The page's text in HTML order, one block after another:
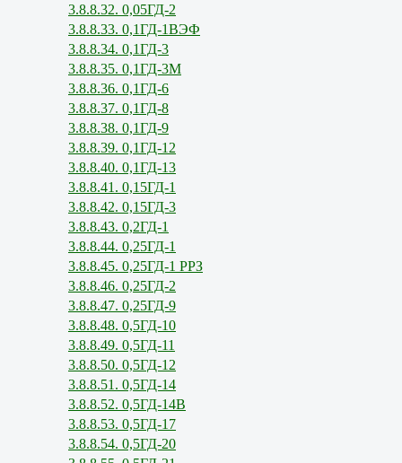
3.8.8.32. 0,05ГД-2
3.8.8.33. 0,1ГД-1ВЭФ
3.8.8.34. 0,1ГД-3
3.8.8.35. 0,1ГД-3М
3.8.8.36. 0,1ГД-6
3.8.8.37. 0,1ГД-8
3.8.8.38. 0,1ГД-9
3.8.8.39. 0,1ГД-12
3.8.8.40. 0,1ГД-13
3.8.8.41. 0,15ГД-1
3.8.8.42. 0,15ГД-3
3.8.8.43. 0,2ГД-1
3.8.8.44. 0,25ГД-1
3.8.8.45. 0,25ГД-1 РРЗ
3.8.8.46. 0,25ГД-2
3.8.8.47. 0,25ГД-9
3.8.8.48. 0,5ГД-10
3.8.8.49. 0,5ГД-11
3.8.8.50. 0,5ГД-12
3.8.8.51. 0,5ГД-14
3.8.8.52. 0,5ГД-14В
3.8.8.53. 0,5ГД-17
3.8.8.54. 0,5ГД-20